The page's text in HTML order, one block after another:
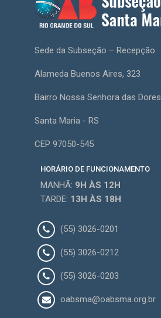
Sede da Subseção – Recepção
Alameda Buenos Aires, 323
Bairro Nossa Senhora das Dores
Santa Maria - RS
CEP 97050-545
HORÁRIO DE FUNCIONAMENTO
MANHÃ: 9H ÀS 12H
TARDE: 13H ÀS 18H
(55) 3026-0201
(55) 3026-0212
(55) 3026-0203
oabsma@oabsma.org.br